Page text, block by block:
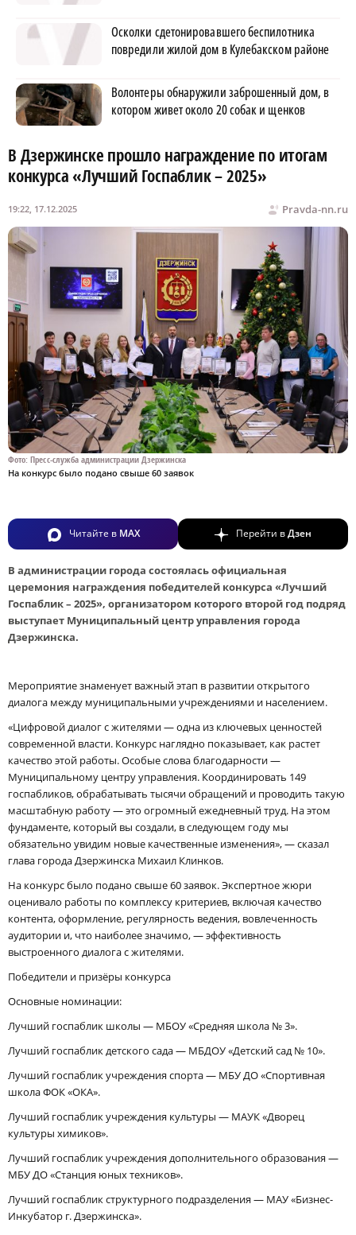
Осколки сдетонировавшего беспилотника
повредили жилой дом в Кулебакском районе
Волонтеры обнаружили заброшенный дом, в
котором живет около 20 собак и щенков
В Дзержинске прошло награждение по итогам
конкурса «Лучший Госпаблик – 2025»
Pravda-nn.ru
19:22, 17.12.2025
Фото: Пресс-служба администрации Дзержинска
На конкурс было подано свыше 60 заявок
Читайте в MAX Перейти вДзен
В администрации города состоялась официальная
церемония награждения победителей конкурса «Лучший
Госпаблик – 2025», организатором которого второй год подряд
выступает Муниципальный центр управления города
Дзержинска.
Мероприятие знаменует важный этап в развитии открытого
диалога между муниципальными учреждениями и населением.
«Цифровой диалог с жителями — одна из ключевых ценностей
современной власти. Конкурс наглядно показывает, как растет
качество этой работы. Особые слова благодарности —
Муниципальному центру управления. Координировать 149
госпабликов, обрабатывать тысячи обращений и проводить такую
масштабную работу — это огромный ежедневный труд. На этом
фундаменте, который вы создали, в следующем году мы
обязательно увидим новые качественные изменения», — сказал
глава города Дзержинска Михаил Клинков.
На конкурс было подано свыше 60 заявок. Экспертное жюри
оценивало работы по комплексу критериев, включая качество
контента, оформление, регулярность ведения, вовлеченность
аудитории и, что наиболее значимо, — эффективность
выстроенного диалога с жителями.
Победители и призёры конкурса
Основные номинации:
Лучший госпаблик школы — МБОУ «Средняя школа № 3».
Лучший госпаблик детского сада — МБДОУ «Детский сад № 10».
Лучший госпаблик учреждения спорта — МБУ ДО «Спортивная
школа ФОК «ОКА».
Лучший госпаблик учреждения культуры — МАУК «Дворец
культуры химиков».
Лучший госпаблик учреждения дополнительного образования —
МБУ ДО «Станция юных техников».
Лучший госпаблик структурного подразделения — МАУ «Бизнес-
Инкубатор г. Дзержинска».